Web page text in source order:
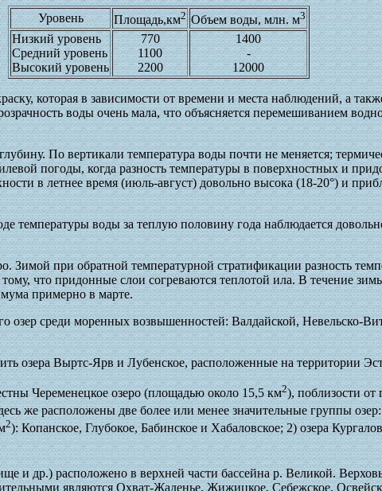
Уровень Площадь,км2 Объем воды, млн. м3
Низкий уровень
Средний уровень
Высокий уровень
770
1100
2200
1400
-
12000
которая в зависимости от времени и места наблюдений, а
воды очень мала, что объясняется перемешиванием
По вертикали температура воды почти не меняется;
погоды, когда разность температуры в поверхностных и
в летнее время (июль-август) довольно высока (18-20°) и
температуры воды за теплую половину года наблюдается
Зимой при обратной температурной стратификации разность
что придонные слои согреваются теплотой ила. В течение
примерно в марте.
озер среди моренных возвышенностей: Валдайской, Невельско-
озера Выртс-Ярв и Лубенское, расположенные на территории
Череменецкое озеро (площадью около 15,5 км2), поблизости
же расположены две более или менее значительные группы
2): Копанское, Глубокое, Бабинское и Хабаловское; 2) озера
и др.) расположено в верхней части бассейна р. Великой.
являются Охват-Жаденье, Жижицкое, Себежское,